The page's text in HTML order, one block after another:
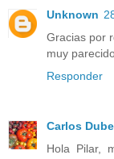
Unknown
Gracias por
muy
Responder
Carlos Dube
Hola Pilar,